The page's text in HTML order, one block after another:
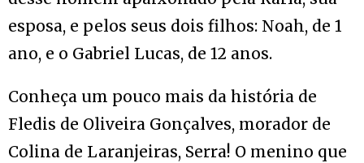
esposa, e pelos seus dois filhos: Noah, de 1
ano, e o Gabriel Lucas, de 12 anos.
Conheça um pouco mais da história de
Fledis de Oliveira Gonçalves, morador de
Colina de Laranjeiras, Serra! O menino que